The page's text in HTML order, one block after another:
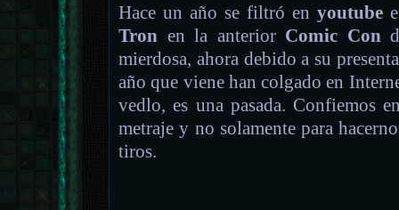
Hace un año se filtró enyoutube
Tron en la anterior Comic Con
mierdosa, ahora debido a su
año que viene han colgado en
vedlo, es una pasada. Confiemos
metraje y no solamente para
tiros.